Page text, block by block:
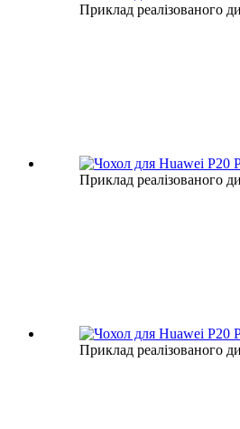
Приклад реалізованого
Приклад реалізованого
Приклад реалізованого